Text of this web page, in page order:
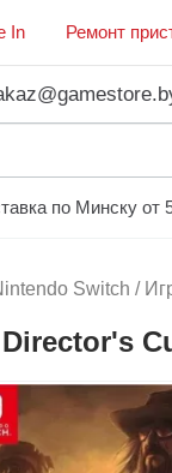
In Ремонт
по Минску от
Switch /